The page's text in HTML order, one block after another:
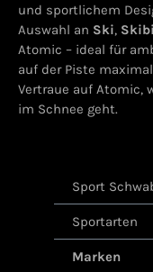
und sportlichem
Auswahl an Ski,
Atomic – ideal für
auf der Piste
Vertraue auf Atomic,
im Schnee geht.
Sport
Sportarten
Marken